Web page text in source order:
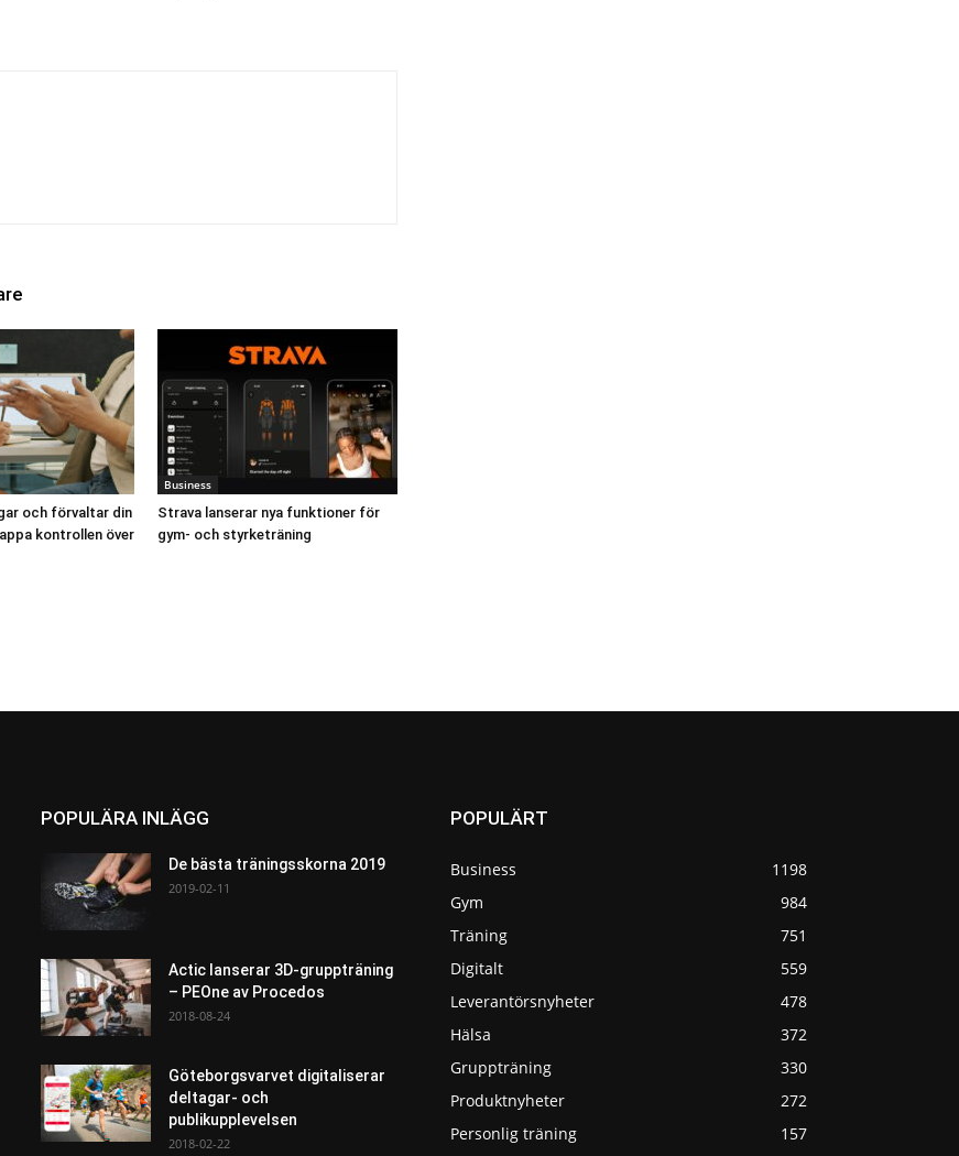
och förvaltar din
kontrollen över
Business
Strava lanserar nya funktioner för
gym- och styrketräning
POPULÄRA INLÄGG
De bästa träningsskorna 2019
2019-02-11
Actic lanserar 3D-gruppträning
– PEOne av Procedos
2018-08-24
Göteborgsvarvet digitaliserar
deltagar- och
publikupplevelsen
2018-02-22
POPULÄRT
Business
1198
Gym
984
Träning
751
Digitalt
559
Leverantörsnyheter
478
Hälsa
372
Gruppträning
330
Produktnyheter
272
Personlig träning
157